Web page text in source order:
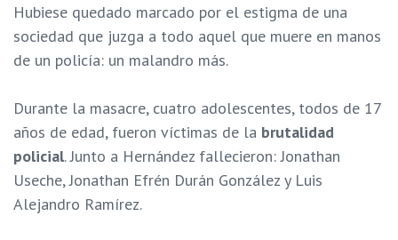
Hubiese quedado marcado por el estigma de una
sociedad que juzga a todo aquel que muere en manos
de un policía: un malandro más.
Durante la masacre, cuatro adolescentes, todos de 17
años de edad, fueron víctimas de la brutalidad
policial. Junto a Hernández fallecieron: Jonathan
Useche, Jonathan Efrén Durán González y Luis
Alejandro Ramírez.